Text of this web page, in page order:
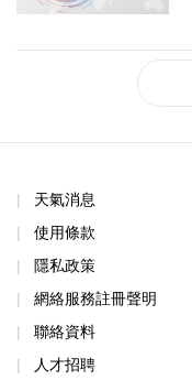
天氣消息
使用條款
隱私政策
網絡服務註冊聲明
聯絡資料
人才招聘